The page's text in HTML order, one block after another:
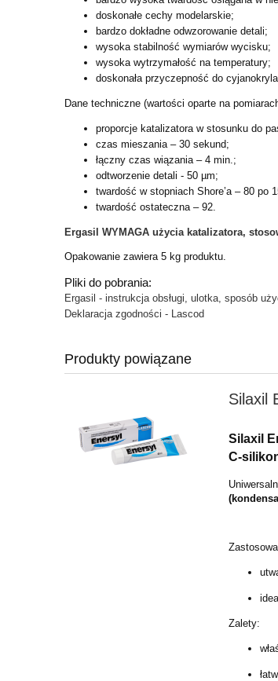
doskonałe cechy modelarskie;
bardzo dokładne odwzorowanie detali;
wysoka stabilność wymiarów wycisku;
wysoka wytrzymałość na temperatury;
doskonała przyczepność do
Dane techniczne (wartości oparte na
proporcje katalizatora w stosunku do
czas mieszania – 30 sekund;
łączny czas wiązania – 4 min.;
odtworzenie detali - 50 µm;
twardość w stopniach Shore’a – 80 po
twardość ostateczna – 92.
Ergasil WYMAGA użycia katalizatora,
Opakowanie zawiera 5 kg produktu.
Pliki do pobrania:
Ergasil - instrukcja obsługi, ulotka, sposób
Deklaracja zgodności - Lascod
Produkty powiązane
Silaxil
Silaxil
C-
Zalety: